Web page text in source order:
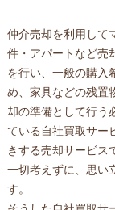
仲介売却を利用して
件・アパートなど売
を行い、一般の購入
め、家具などの残置
却の準備として行う
ている自社買取サー
きする売却サービス
一切考えずに、思い
す。